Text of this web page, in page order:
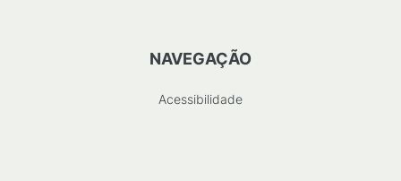
NAVEGAÇÃO
Acessibilidade